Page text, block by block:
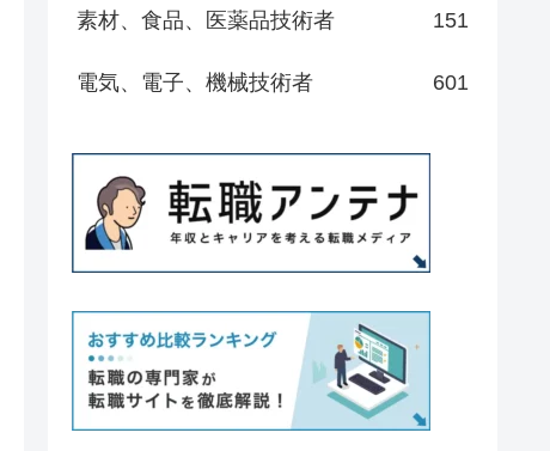
素材、食品、医薬品技術者 151
電気、電子、機械技術者 601